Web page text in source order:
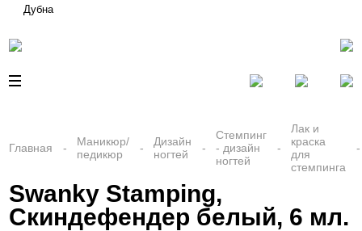
Дубна
Главная
Маникюр/
педикюр
Дизайн
ногтей
Стемпинг
- дизайн
ногтей
Лак и
краска
для
стемпинга
Swanky Stamping,
Скиндефендер белый, 6 мл.